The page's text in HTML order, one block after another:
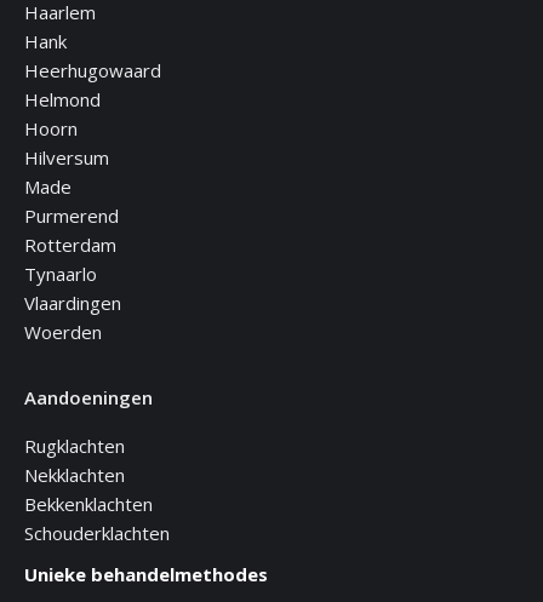
Haarlem
Hank
Heerhugowaard
Helmond
Hoorn
Hilversum
Made
Purmerend
Rotterdam
Tynaarlo
Vlaardingen
Woerden
Aandoeningen
Rugklachten
Nekklachten
Bekkenklachten
Schouderklachten
Unieke behandelmethodes